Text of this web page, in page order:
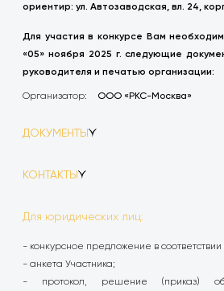
ориентир: ул. Автозаводская, вл. 24,
Для участия в конкурсе Вам
«05» ноября 2025 г. следующие
руководителя и печатью организации:
Организатор: ООО «РКС-Москва»
ДОКУМЕНТЫ
3.
информации (согласовано).docx
4. ТЗ на отделку фронт-офиса.docx
ТФД 2025.08.13.7z
КОНТАКТЫ
dv@rks-dev.com
Для юридических лиц:
- конкурсное предложение в
- анкета Участника;
- протокол, решение (приказ) об